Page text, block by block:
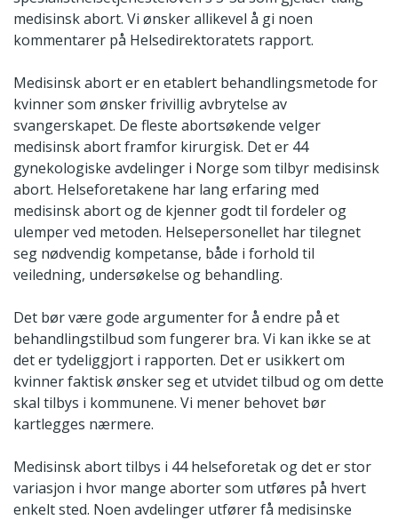
medisinsk abort. Vi ønsker allikevel å gi noen
kommentarer på Helsedirektoratets rapport.
Medisinsk abort er en etablert behandlingsmetode for
kvinner som ønsker frivillig avbrytelse av
svangerskapet. De fleste abortsøkende velger
medisinsk abort framfor kirurgisk. Det er 44
gynekologiske avdelinger i Norge som tilbyr medisinsk
abort. Helseforetakene har lang erfaring med
medisinsk abort og de kjenner godt til fordeler og
ulemper ved metoden. Helsepersonellet har tilegnet
seg nødvendig kompetanse, både i forhold til
veiledning, undersøkelse og behandling.
Det bør være gode argumenter for å endre på et
behandlingstilbud som fungerer bra. Vi kan ikke se at
det er tydeliggjort i rapporten. Det er usikkert om
kvinner faktisk ønsker seg et utvidet tilbud og om dette
skal tilbys i kommunene. Vi mener behovet bør
kartlegges nærmere.
Medisinsk abort tilbys i 44 helseforetak og det er stor
variasjon i hvor mange aborter som utføres på hvert
enkelt sted. Noen avdelinger utfører få medisinske